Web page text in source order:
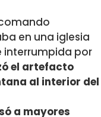
en una iglesia
interrumpida por
el artefacto
al interior del
a mayores